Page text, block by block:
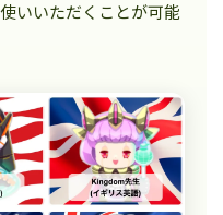
いいただくことが可能